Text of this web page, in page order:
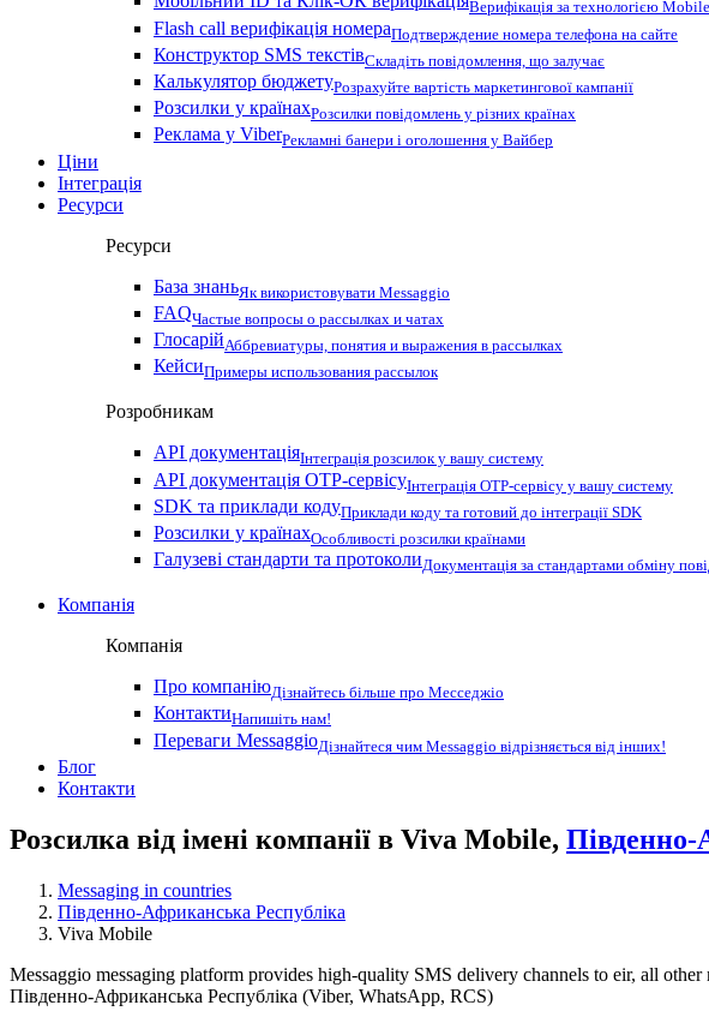
Верифікація за технологією
Flash call верифікація номераПодтверждение номера телефона на сайте
Конструктор SMS текстівСкладіть повідомлення, що залучає
Калькулятор бюджетуРозрахуйте вартість маркетингової кампанії
Розсилки у країнахРозсилки повідомлень у різних країнах
Реклама у ViberРекламні банери і оголошення у Вайбер
Ціни
Інтеграція
Ресурси
Ресурси
База знаньЯк використовувати Messaggio
FAQЧастые вопросы о рассылках и чатах
ГлосарійАббревиатуры, понятия и выражения в рассылках
КейсиПримеры использования рассылок
Розробникам
API документаціяІнтеграція розсилок у вашу систему
API документація OTP-сервісуІнтеграція OTP-сервісу у вашу систему
SDK та приклади кодуПриклади коду та готовий до інтеграції SDK
Розсилки у країнахОсобливості розсилки країнами
Галузеві стандарти та протоколиДокументація за стандартами обміну
Компанія
Компанія
Про компаніюДізнайтесь більше про Месседжіо
КонтактиНапишіть нам!
Переваги MessaggioДізнайтеся чим Messaggio відрізняється від інших!
Блог
Контакти
Розсилка від імені компанії в Viva Mobile, Південно-
Messaging in countries
Південно-Африканська Республіка
Viva Mobile
Messaggio messaging platform provides high-quality SMS delivery channels to eir, all
Південно-Африканська Республіка (Viber, WhatsApp, RCS)